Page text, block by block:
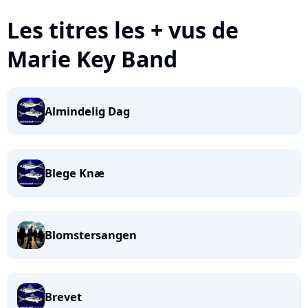
Les titres les + vus de
Marie Key Band
Almindelig Dag
Blege Knæ
Blomstersangen
Brevet